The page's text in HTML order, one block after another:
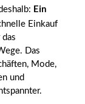
Ein
Einkauf
Das
Mode,
und